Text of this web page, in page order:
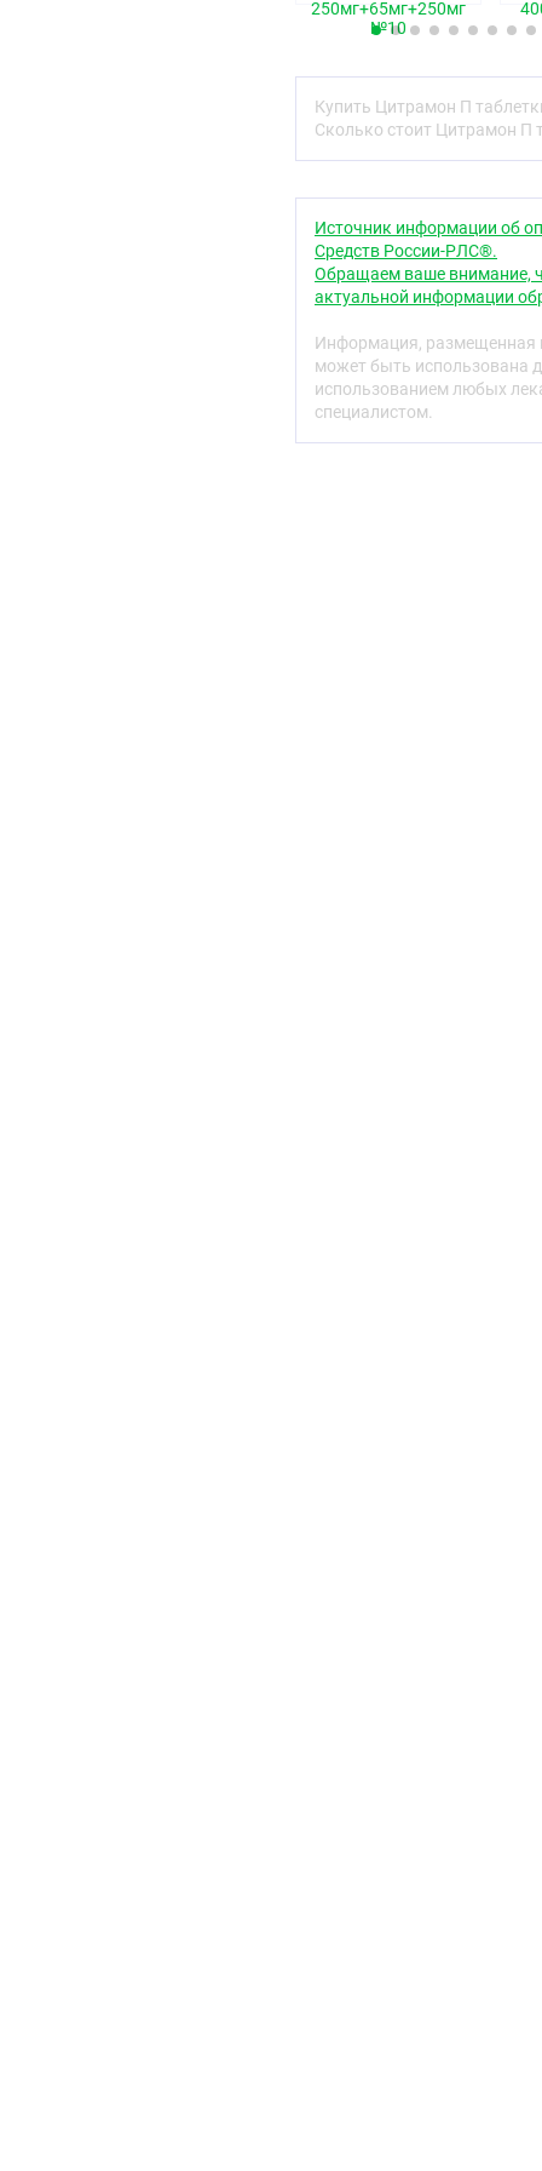
воспалительным
дыхательный и
скелетных мышц,
тромбоцитов;
систему, однако,
ускорению кровотока.
Парацетамол обладает
терморегуляции в
синтез
Показания
Цитрамон П
250мг+65мг+250мг
№10
Купить Цитрамон П
Сколько стоит Цитрамон П
Источник информации об
Средств России-РЛС®.
Обращаем ваше внимание,
актуальной информации
Информация, размещенная
может быть использована
использованием любых
специалистом.